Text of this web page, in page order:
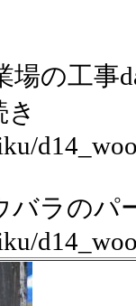
場の工事
ラのパ